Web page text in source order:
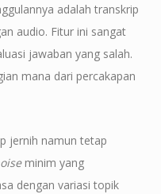
adalah transkrip
audio. Fitur ini sangat
jawaban yang salah.
mana dari percakapan
jernih namun tetap
minim yang
dengan variasi topik